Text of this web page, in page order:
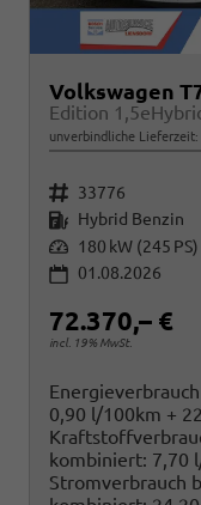
Volkswagen
Edition
unverbindliche Lieferzeit:
Fahrzeugnr. 33776
Kraftstoff Hybrid Benzin
Leistung 180 kW (245 PS)
01.08.2026
72.370,– €
incl. 19% MwSt.
0,90 l/100km +
kombiniert: 7,70
Stromverbrauch